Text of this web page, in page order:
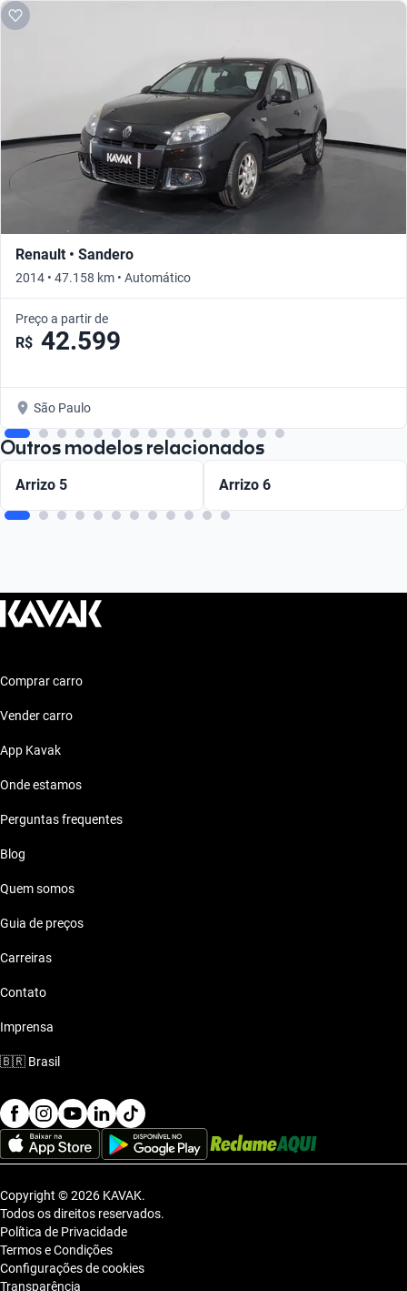
Renault • Sandero
2014 • 47.158 km • Automático
Preço a partir de
R$ 42.599
São Paulo
Outros modelos relacionados
Arrizo 5 Arrizo 6
Comprar carro
Vender carro
App Kavak
Onde estamos
Perguntas frequentes
Blog
Quem somos
Guia de preços
Carreiras
Contato
Imprensa
🇧🇷 Brasil
Copyright © 2026 KAVAK.
Todos os direitos reservados.
Política de Privacidade
Termos e Condições
Configurações de cookies
Transparência